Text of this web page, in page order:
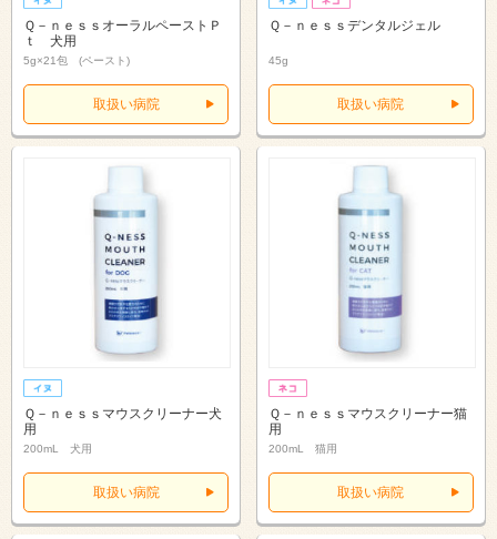
Ｑ－ｎｅｓｓオーラルペーストＰ
ｔ 犬用
5g×21包 (ペースト)
取扱い病院
Ｑ－ｎｅｓｓデンタルジェル
45g
取扱い病院
Ｑ－ｎｅｓｓマウスクリーナー犬
用
200mL 犬用
取扱い病院
Ｑ－ｎｅｓｓマウスクリーナー猫
用
200mL 猫用
取扱い病院